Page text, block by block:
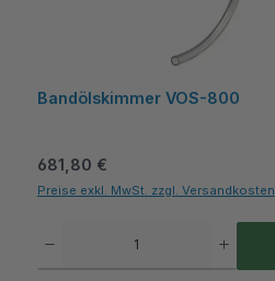
Bandölskimmer VOS-800
Regulärer Preis:
681,80 €
Preise exkl. MwSt. zzgl. Versandkosten